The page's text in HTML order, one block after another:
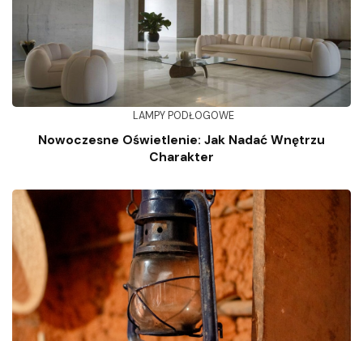
LAMPY PODŁOGOWE
Nowoczesne Oświetlenie: Jak Nadać Wnętrzu
Charakter